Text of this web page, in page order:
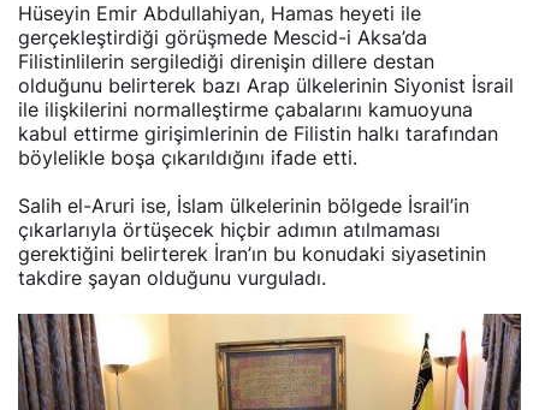
Hüseyin Emir Abdullahiyan, Hamas heyeti ile
gerçekleştirdiği görüşmede Mescid-i Aksa’da
Filistinlilerin sergilediği direnişin dillere destan
olduğunu belirterek bazı Arap ülkelerinin Siyonist İsrail
ile ilişkilerini normalleştirme çabalarını kamuoyuna
kabul ettirme girişimlerinin de Filistin halkı tarafından
böylelikle boşa çıkarıldığını ifade etti.
Salih el-Aruri ise, İslam ülkelerinin bölgede İsrail’in
çıkarlarıyla örtüşecek hiçbir adımın atılmaması
gerektiğini belirterek İran’ın bu konudaki siyasetinin
takdire şayan olduğunu vurguladı.